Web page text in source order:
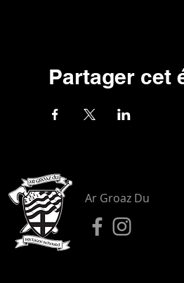
Partager cet
Ar Groaz Du